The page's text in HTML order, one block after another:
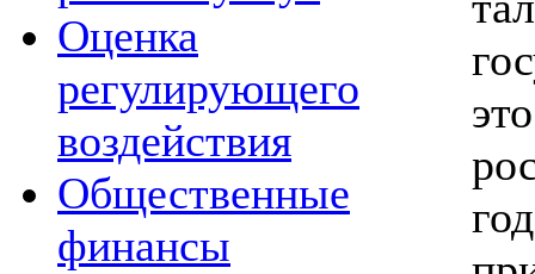
Оценка
регулирующего
воздействия
Общественные
финансы